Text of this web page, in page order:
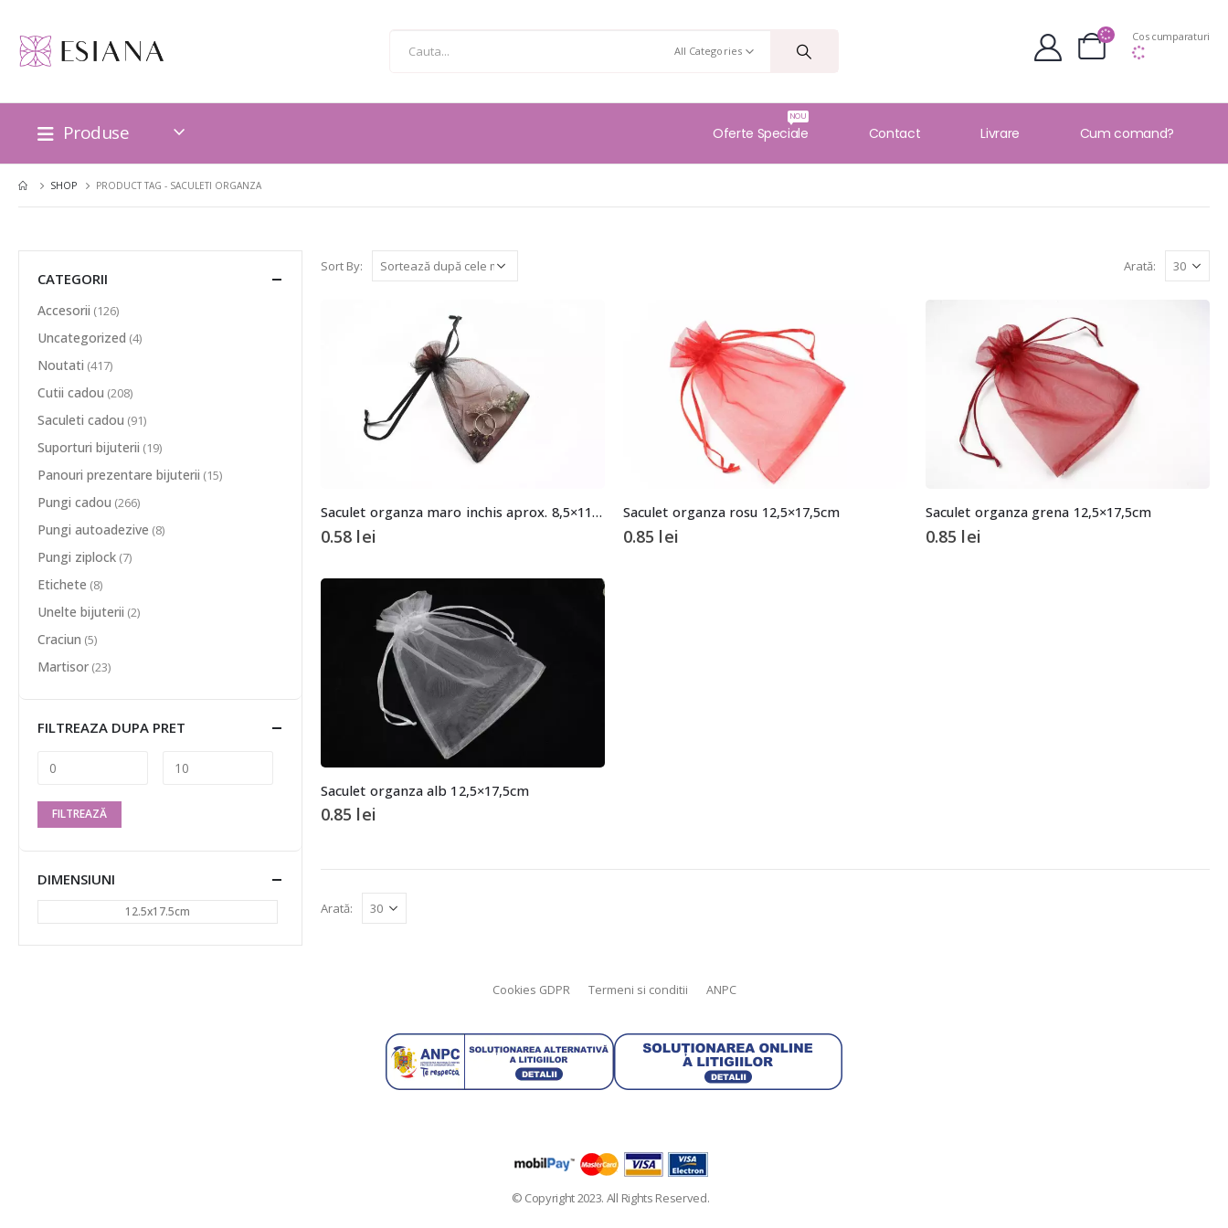
All Categories
Cos cumparaturi
Produse Oferte Speciale
NOU
Contact Livrare Cum comand?
SHOP PRODUCT TAG - SACULETI ORGANZA
Sort By: Arată:
Saculet organza maro inchis aprox. 8,5×11,5cm
0.58 lei
Saculet organza rosu 12,5×17,5cm
0.85 lei
Saculet organza grena 12,5×17,5cm
0.85 lei
Saculet organza alb 12,5×17,5cm
0.85 lei
Arată:
CATEGORII
Accesorii (126)
Uncategorized (4)
Noutati (417)
Cutii cadou (208)
Saculeti cadou (91)
Suporturi bijuterii (19)
Panouri prezentare bijuterii (15)
Pungi cadou (266)
Pungi autoadezive (8)
Pungi ziplock (7)
Etichete (8)
Unelte bijuterii (2)
Craciun (5)
Martisor (23)
FILTREAZA DUPA PRET
FILTREAZĂ
DIMENSIUNI
12.5x17.5cm
Cookies GDPR Termeni si conditii ANPC
© Copyright 2023. All Rights Reserved.